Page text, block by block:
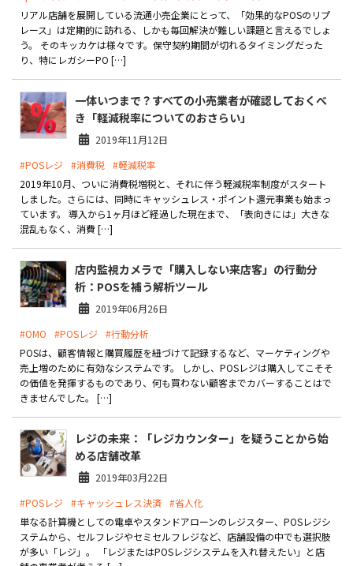
リアル店舗を展開している流通小売企業にとって、「効果的なPOSのリプ
レース」は定期的に訪れる、しかも毎回解決が難しい課題と言えるでしょ
う。 そのキッカケは様々です。保守契約期間が切れるタイミングだった
り、特にレガシーPO […]
一体いつまで？すべての小売業者が確認しておくべ
き「軽減税率についてのおさらい」
2019年11月12日
#POSレジ
#消費税
#軽減税率
2019年10月、ついに消費税増税と、それに伴う軽減税率制度がスタート
しました。さらには、同時にキャッシュレス・ポイント還元事業も始まっ
ています。 導入から1ヶ月ほど経過した現在まで、「表向きには」大きな
混乱もなく、消費 […]
店内監視カメラで「購入しない来店客」の行動分
析：POSを補う解析ツール
2019年06月26日
#OMO
#POSレジ
#行動分析
POSは、顧客情報と購買履歴を紐づけて記録するなど、マーケティングや
売上増のために有効なシステムです。 しかし、POSレジは購入してこそそ
の価値を発揮するものであり、何も買わない顧客までカバーすることはで
きませんでした。 […]
レジの未来：「レジカウンター」を疑うことから始
める店舗改革
2019年03月22日
#POSレジ
#キャッシュレス決済 #省人化
単なる計算機としての電卓やスタンドアローンのレジスター、POSレジシ
ステムから、セルフレジやセミセルフレジなど、店舗設備の中でも選択肢
が多い「レジ」。 「レジまたはPOSレジシステムを入れ替えたい」と店